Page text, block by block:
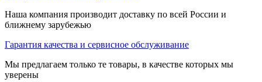
Наша компания производит доставку по всей России и
ближнему зарубежью
Гарантия качества и сервисное обслуживание
Мы предлагаем только те товары, в качестве которых мы
уверены